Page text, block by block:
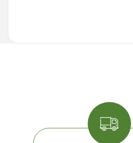
Ürün açıklamasında eksik
Ürün bilgilerinde hatalar
Ürün fiyatı diğer sitelerden daha